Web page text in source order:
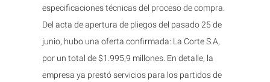
especificaciones técnicas del proceso de compra.
Del acta de apertura de pliegos del pasado 25 de
junio, hubo una oferta confirmada: La Corte S.A,
por un total de $1.995,9 millones. En detalle, la
empresa ya prestó servicios para los partidos de